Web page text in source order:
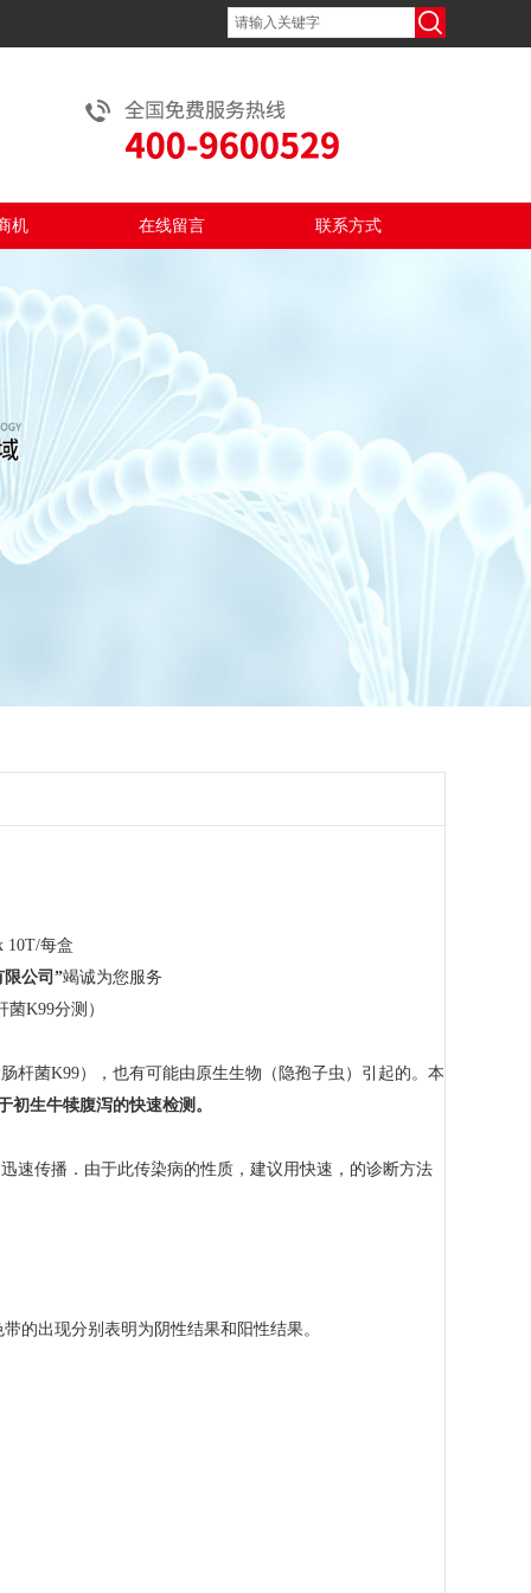
机 在线留言 联系方式
10T/每盒
公司”竭诚为您服务
K99分测）
杆菌K99），也有可能由原生生物（隐孢子虫）引起的。本
初生牛犊腹泻的快速检测。
速传播．由于此传染病的性质，建议用快速，的诊断方法
的出现分别表明为阴性结果和阳性结果。